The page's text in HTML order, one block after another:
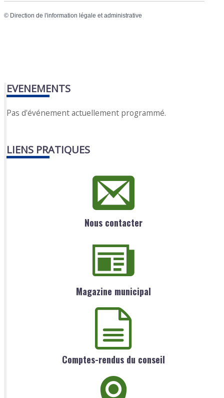
© Direction de l'information légale et administrative
EVENEMENTS
Pas d'événement actuellement programmé.
LIENS PRATIQUES
Nous contacter
Magazine municipal
Comptes-rendus du conseil